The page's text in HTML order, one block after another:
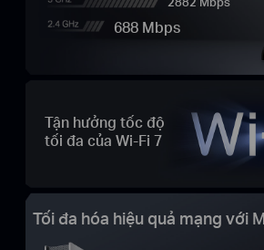
688 Mbps
Tối đa hóa hiệu quả mạng với
Tận hưởng tốc độ
tối đa của Wi-Fi 7